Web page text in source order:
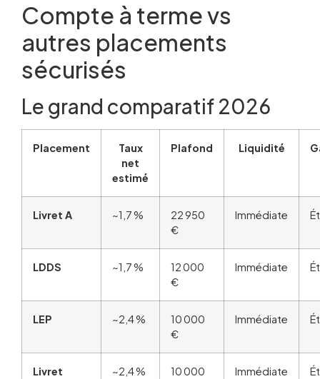
Compte à terme vs
autres placements
sécurisés
Le grand comparatif 2026
Placement
Taux
net
estimé
Plafond Liquidité
Livret A ~1,7 %
22 950
€
Immédiate
LDDS ~1,7 %
12 000
€
Immédiate
LEP ~2,4 %
10 000
€
Immédiate
Livret
~2,4 %
10 000
Immédiate